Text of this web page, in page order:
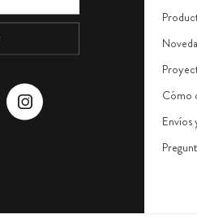
Cómo
Envíos